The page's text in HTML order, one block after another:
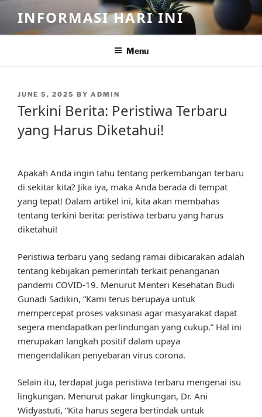
content
INFORMASI HARI INI
Menu
POSTED
JUNE 5, 2025 BY ADMIN
Terkini Berita: Peristiwa Terbaru
yang Harus Diketahui!
Apakah Anda ingin tahu tentang perkembangan terbaru
di sekitar kita? Jika iya, maka Anda berada di tempat
yang tepat! Dalam artikel ini, kita akan membahas
tentang terkini berita: peristiwa terbaru yang harus
diketahui!
Peristiwa terbaru yang sedang ramai dibicarakan adalah
tentang kebijakan pemerintah terkait penanganan
pandemi COVID-19. Menurut Menteri Kesehatan Budi
Gunadi Sadikin, “Kami terus berupaya untuk
mempercepat proses vaksinasi agar masyarakat dapat
segera mendapatkan perlindungan yang cukup.” Hal ini
merupakan langkah positif dalam upaya
mengendalikan penyebaran virus corona.
Selain itu, terdapat juga peristiwa terbaru mengenai isu
lingkungan. Menurut pakar lingkungan, Dr. Ani
Widyastuti, “Kita harus segera bertindak untuk